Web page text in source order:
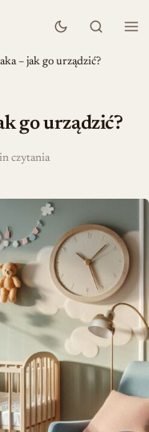
– jak go urządzić?
go urządzić?
czytania